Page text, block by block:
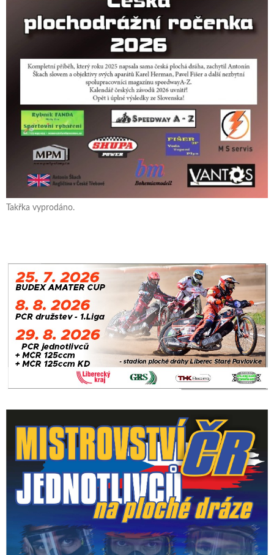
Takřka vyprodáno.